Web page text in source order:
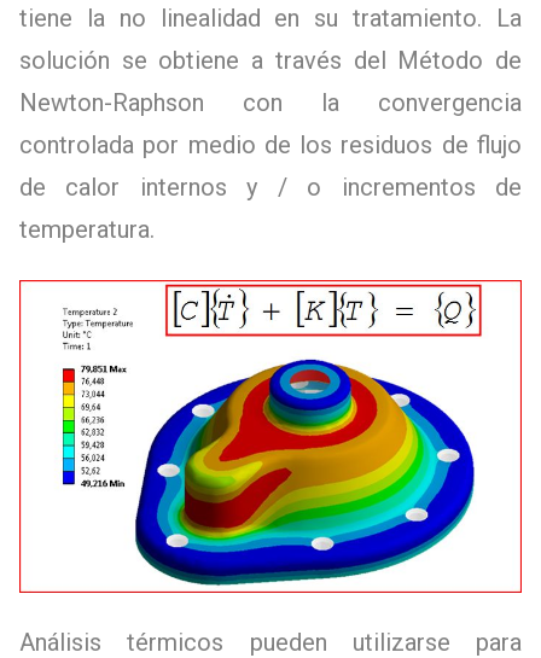
tiene la no linealidad en su tratamiento. La
solución se obtiene a través del Método de
Newton-Raphson con la convergencia
controlada por medio de los residuos de flujo
de calor internos y / o incrementos de
temperatura.
Análisis térmicos pueden utilizarse para